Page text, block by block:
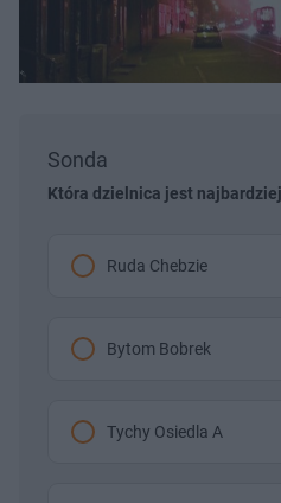
Sonda
Która dzielnica jest
Ruda Chebzie
Bytom Bobrek
Tychy Osiedla A